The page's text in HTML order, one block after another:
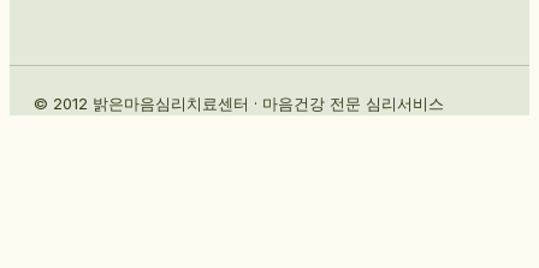
© 2012 밝은마음심리치료센터 · 마음건강 전문 심리서비스